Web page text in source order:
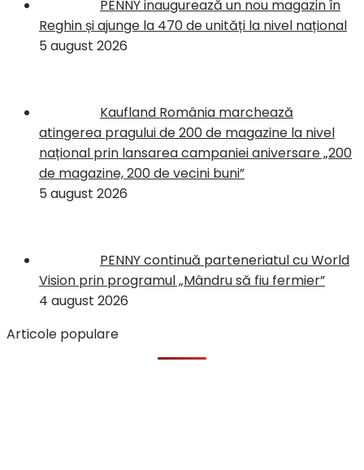
PENNY inaugurează un nou magazin în
Reghin și ajunge la 470 de unități la nivel național
5 august 2026
Kaufland România marchează
atingerea pragului de 200 de magazine la nivel
național prin lansarea campaniei aniversare „200
de magazine, 200 de vecini buni”
5 august 2026
PENNY continuă parteneriatul cu World
Vision prin programul „Mândru să fiu fermier”
4 august 2026
Articole populare